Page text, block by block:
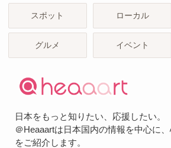
スポット ローカル
グルメ イベント
日本をもっと知りたい、応援したい。
＠Heaaartは日本国内の情報を中心に
をご紹介します。